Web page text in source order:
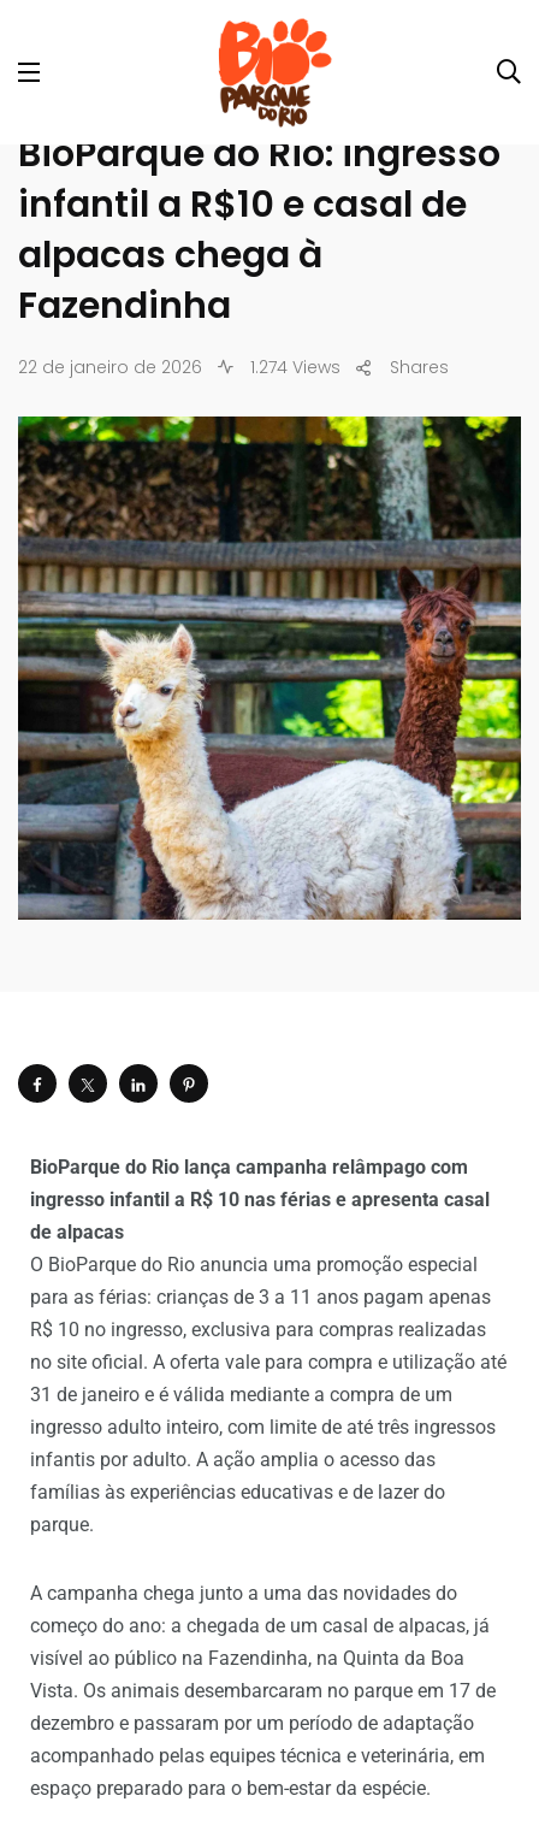
BioParque do Rio: ingresso
infantil a R$10 e casal de
alpacas chega à
Fazendinha
22 de janeiro de 2026 1.274 Views Shares
BioParque do Rio lança campanha relâmpago com
ingresso infantil a R$ 10 nas férias e apresenta casal
de alpacas
O BioParque do Rio anuncia uma promoção especial
para as férias: crianças de 3 a 11 anos pagam apenas
R$ 10 no ingresso, exclusiva para compras realizadas
no site oficial. A oferta vale para compra e utilização até
31 de janeiro e é válida mediante a compra de um
ingresso adulto inteiro, com limite de até três ingressos
infantis por adulto. A ação amplia o acesso das
famílias às experiências educativas e de lazer do
parque.
A campanha chega junto a uma das novidades do
começo do ano: a chegada de um casal de alpacas, já
visível ao público na Fazendinha, na Quinta da Boa
Vista. Os animais desembarcaram no parque em 17 de
dezembro e passaram por um período de adaptação
acompanhado pelas equipes técnica e veterinária, em
espaço preparado para o bem-estar da espécie.